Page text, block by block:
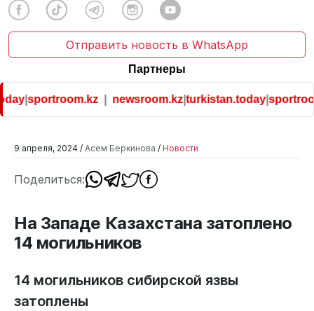
Отправить новость в WhatsApp
Партнеры
|sportroom.kz| newsroom.kz|turkistan.today|
9 апреля, 2024 / Асем Беркинова / Новости
Поделиться:
На Западе Казахстана затоплено
14 могильников
14 могильников сибирской язвы
затоплены